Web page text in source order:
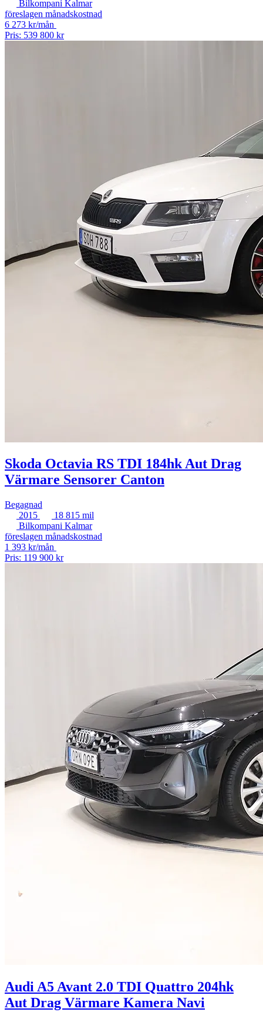
Bilkompani Kalmar
föreslagen månadskostnad
6 273 kr/mån
Pris: 539 800 kr
Skoda Octavia RS TDI 184hk Aut Drag
Värmare Sensorer Canton
Begagnad
2015
18 815 mil
Bilkompani Kalmar
föreslagen månadskostnad
1 393 kr/mån
Pris: 119 900 kr
Audi A5 Avant 2.0 TDI Quattro 204hk
Aut Drag Värmare Kamera Navi